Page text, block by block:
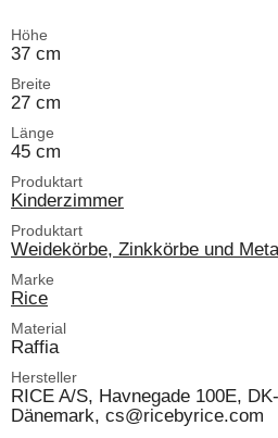
Höhe
37 cm
Breite
27 cm
Länge
45 cm
Produktart
Kinderzimmer
Produktart
Weidekörbe, Zinkkörbe und
Marke
Rice
Material
Raffia
Hersteller
RICE A/S, Havnegade 100E,
Dänemark, cs@ricebyrice.com